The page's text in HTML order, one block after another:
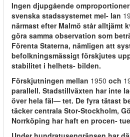
Ingen djupgående
svenska stadssystemet mel- lan
närmast efter Malmö står alltjämt
göra samma observation som
Förenta Staterna, nämligen att
befolkningsmässigt förskjutes
stabilitet i helhets- bilden.
Förskjutningen mellan 1950 och
parallell. Stadstillväxten har inte
över hela fäl— tet. De fyra tätast
täcker centrala Stor-Stockholm,
Norrköping har haft en procen-